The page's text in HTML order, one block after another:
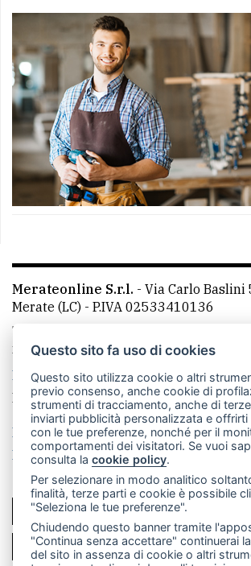
Merateonline S.r.l. - Via Carlo Baslini
Merate (LC) - P.IVA 02533410136
Telefono:
mail: redazione@merateonline.it
La redazione
CasateOnline
Made by VIP
Privacy policy
Cookie policy
Rivedi le tue scelte sui cookie
SCRIVICI
PER LA TUA PUBBLICITÀ
Questo sito fa uso di cookies
Questo sito utilizza cookie o altri
previo consenso, anche cookie di
strumenti di tracciamento, anche di
inviarti pubblicità personalizzata e offrirti
con le tue preferenze, nonché per il
comportamenti dei visitatori. Se vuoi
consulta lacookie policy.
Per selezionare in modo analitico
finalità, terze parti e cookie è possibile
"Seleziona le tue preferenze".
Chiudendo questo banner tramite
"Continua senza accettare" continuerai
del sito in assenza di cookie o altri